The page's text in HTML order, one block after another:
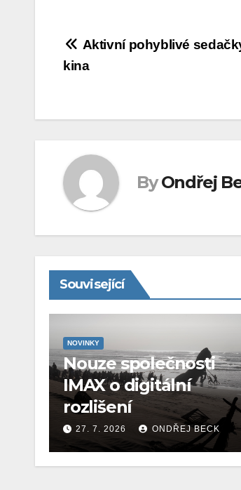
Navigace
pro
Aktivní pohyblivé
kina
By Ondřej
Související
NOVINKY
Nouze společnosti
IMAX o digitální
rozlišení
27. 7. 2026 ONDŘEJ BECK